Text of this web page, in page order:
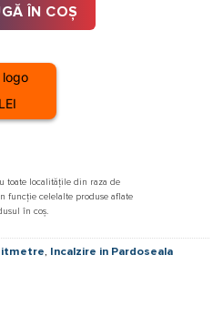
fost:
1.626,00 lei.
ÎN COȘ
toate localitățile din raza de
funcție celelalte produse aflate
în coș.
, Incalzire in Pardoseala